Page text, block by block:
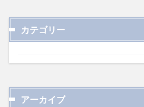
カテゴリー
アーカイブ